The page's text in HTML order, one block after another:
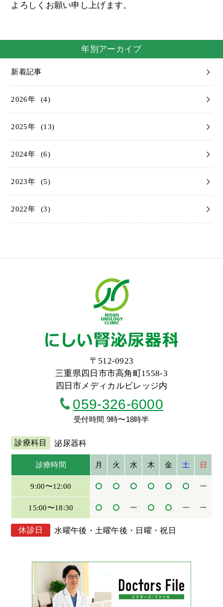
よろしくお願い申し上げます。
年別アーカイブ
新着記事
2026 (4)
2025 (13)
2024 (6)
2023 (5)
2022 (3)
〒512-0923
三重県四日市市高角町1558-3
四日市メディカルビレッジ内
059-326-6000
受付時間 9時〜18時半
診療科目 泌尿器科
診療時間 月 火 水 木 金 土 日
9:00〜12:00 ー
15:00〜18:30 ー ー ー
休診日 水曜午後・土曜午後・日曜・祝日